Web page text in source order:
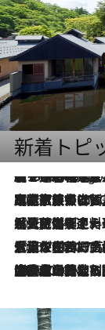
新着トピ
9 Hours Ago
【トンボの足水浴】ヒノキの香りに包まれて涼感マックス！約13℃の湧水かけ流しを避暑地「星野温泉 トンボの湯」で体験
2026.7.31
【ホテル帰省】という選択肢をOMOが提案。家族とほどよい距離を保つには「昼は実家、夜は気兼ねな
2026.7.24
【夏限定ディナーコース】旬を迎える稚鮎や花ズッキーニなどをイタリア・トスカーナの郷土料理の手法で満喫！
2026.7.17
「土佐和ハーブかき氷」がOMO7高知に登場！生姜、山椒、大葉など目にも
2026.7.10
NEW OPEN！【界 草津】名湯の地に誕生。趣の異なる2種の温泉と上州ならではの会席・蕎麦割烹など美食を味わう究極の癒やし旅